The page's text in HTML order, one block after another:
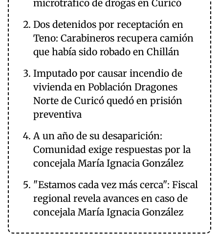
microtráfico de drogas en Curicó
Dos detenidos por receptación en
Teno: Carabineros recupera camión
que había sido robado en Chillán
Imputado por causar incendio de
vivienda en Población Dragones
Norte de Curicó quedó en prisión
preventiva
A un año de su desaparición:
Comunidad exige respuestas por la
concejala María Ignacia González
"Estamos cada vez más cerca": Fiscal
regional revela avances en caso de
concejala María Ignacia González